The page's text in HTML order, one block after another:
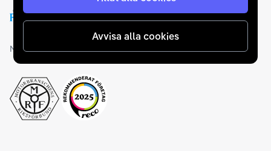
Avvisa alla cookies
Medlemskap och utmärkelser